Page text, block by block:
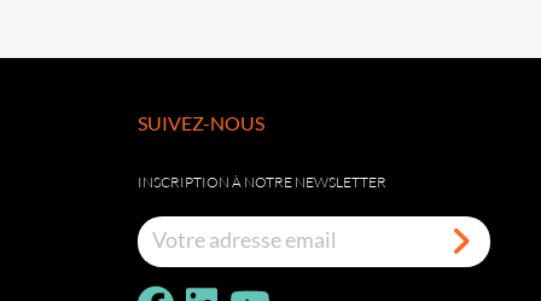
SUIVEZ-NOUS
INSCRIPTION À NOTRE NEWSLETTER